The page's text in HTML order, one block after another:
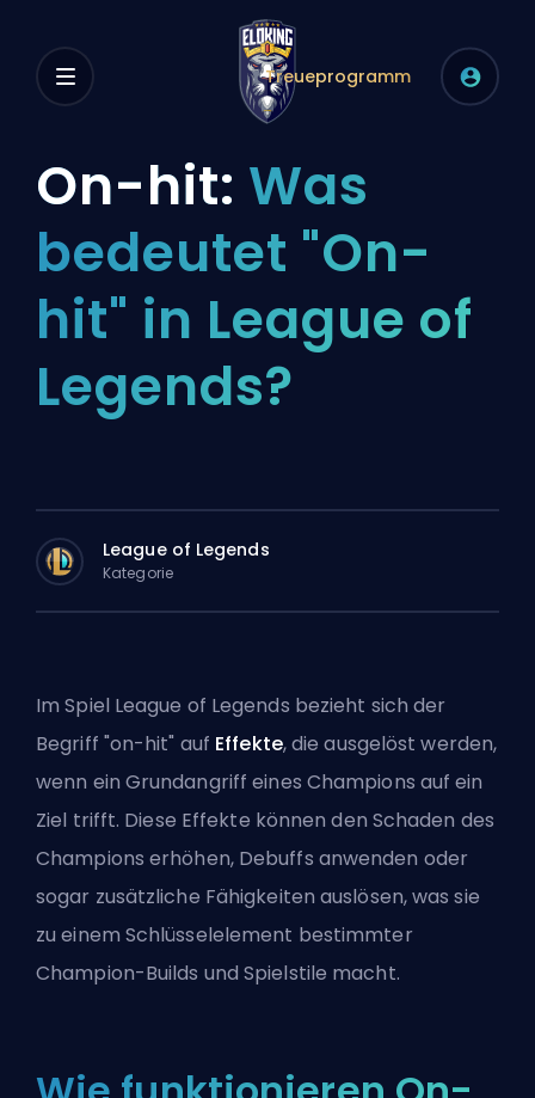
Treueprogramm
On-hit: Was
bedeutet "On-
hit" in League of
Legends?
League of Legends
Kategorie
Im Spiel League of Legends bezieht sich der
Begriff "on-hit" auf Effekte, die ausgelöst werden,
wenn ein Grundangriff eines Champions auf ein
Ziel trifft. Diese Effekte können den Schaden des
Champions erhöhen, Debuffs anwenden oder
sogar zusätzliche Fähigkeiten auslösen, was sie
zu einem Schlüsselelement bestimmter
Champion-Builds und Spielstile macht.